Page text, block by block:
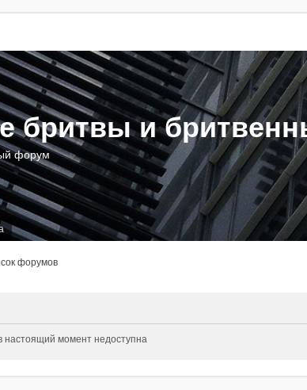
бритвы и
форум
форумов
настоящий момент недоступна